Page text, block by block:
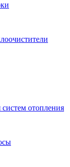
отопления